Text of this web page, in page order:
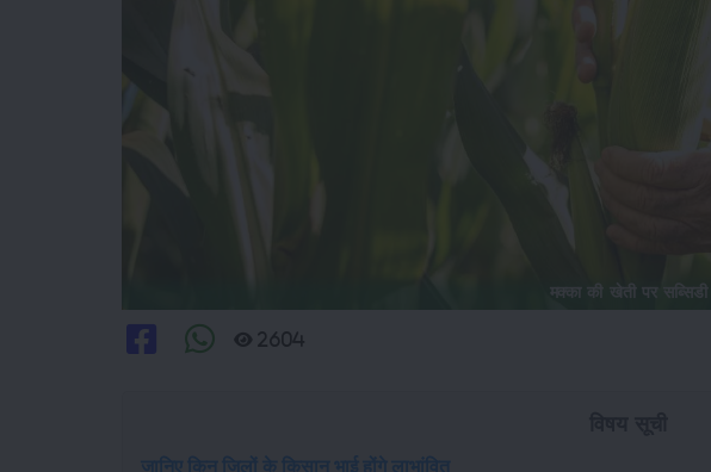
मक्का की खेती पर सब्सिडी
2604
जानिए किन जिलों के किसान भाई होंगे लाभांवित